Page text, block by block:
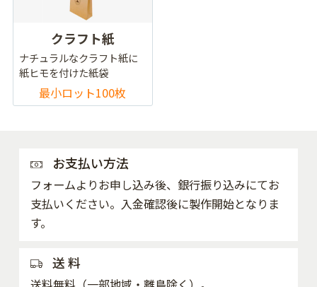
クラフト紙
ナチュラルなクラフト紙に
紙ヒモを付けた紙袋
最小ロット100枚
お支払い方法
フォームよりお申し込み後、銀行振り込みにてお
支払いください。入金確認後に製作開始となりま
す。
送 料